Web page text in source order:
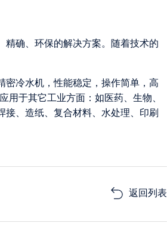
精确、环保的解决方案。随着技术的
密冷水机，性能稳定，操作简单，高
用于其它工业方面：如医药、生物、
、造纸、复合材料、水处理、印刷
返回列表